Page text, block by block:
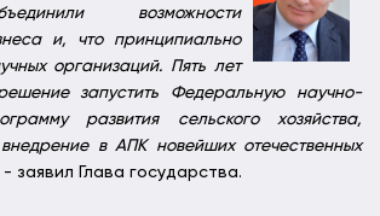
возможности
и, что принципиально
организаций. Пять лет
запустить Федеральную научно-
развития сельского хозяйства,
в АПК новейших отечественных
- заявил Глава государства.